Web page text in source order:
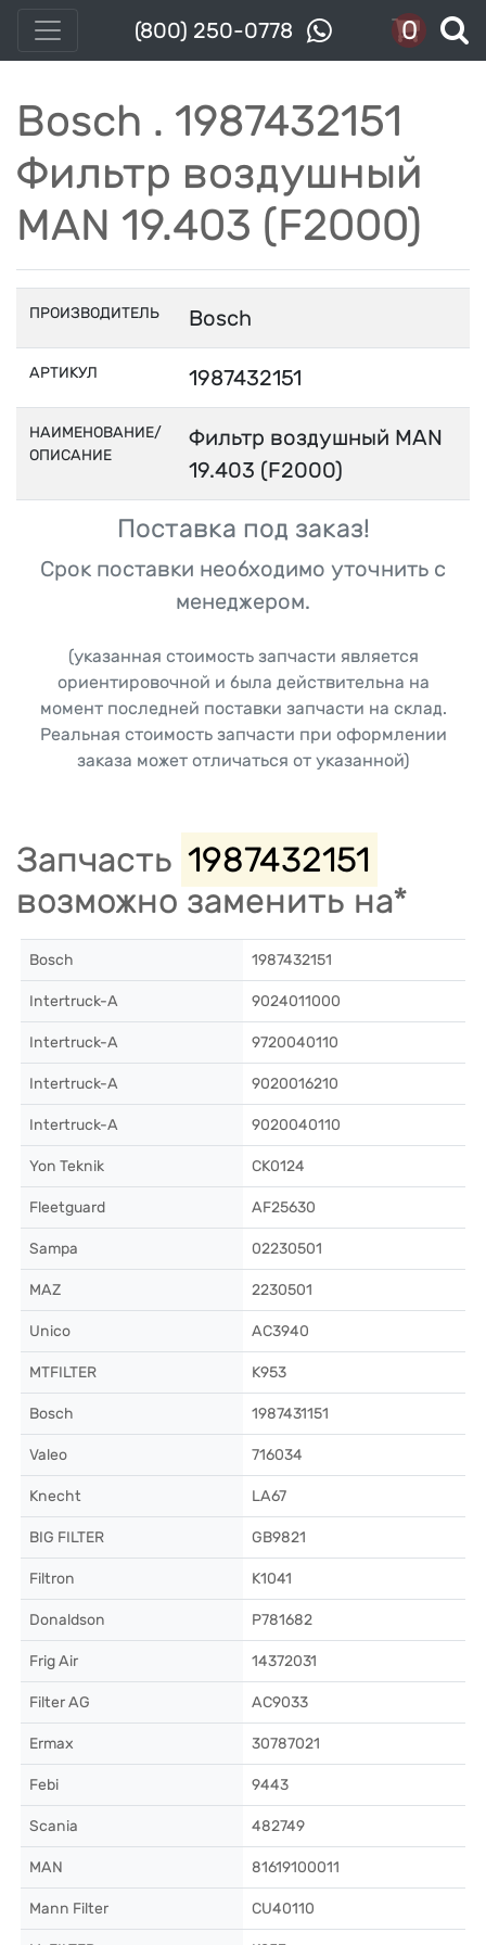
(800) 250-0778 0
Bosch . 1987432151
Фильтр воздушный
MAN 19.403 (F2000)
ПРОИЗВОДИТЕЛЬ Bosch
АРТИКУЛ 1987432151
НАИМЕНОВАНИЕ/
ОПИСАНИЕ
Фильтр воздушный MAN
19.403 (F2000)
Поставка под заказ!
Срок поставки необходимо уточнить с
менеджером.
(указанная стоимость запчасти является
ориентировочной и была действительна на
момент последней поставки запчасти на склад.
Реальная стоимость запчасти при оформлении
заказа может отличаться от указанной)
Запчасть 1987432151
возможно заменить на*
Bosch 1987432151
Intertruck-A 9024011000
Intertruck-A 9720040110
Intertruck-A 9020016210
Intertruck-A 9020040110
Yon Teknik CK0124
Fleetguard AF25630
Sampa 02230501
MAZ 2230501
Unico AC3940
MTFILTER K953
Bosch 1987431151
Valeo 716034
Knecht LA67
BIG FILTER GB9821
Filtron K1041
Donaldson P781682
Frig Air 14372031
Filter AG AC9033
Ermax 30787021
Febi 9443
Scania 482749
MAN 81619100011
Mann Filter CU40110